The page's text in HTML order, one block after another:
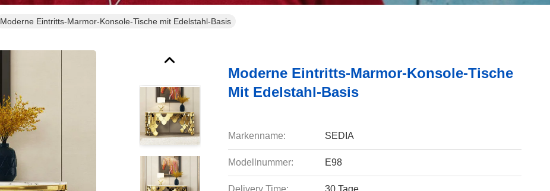
Moderne Eintritts-Marmor-Konsole-Tische mit Edelstahl-Basis
Moderne Eintritts-Marmor-Konsole-Tische
Mit Edelstahl-Basis
Markenname: SEDIA
Modellnummer: E98
Delivery Time: 30 Tage